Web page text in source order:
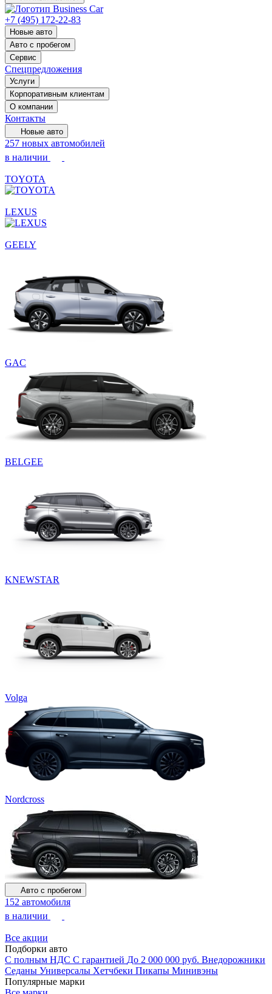
+7 (495) 172-22-83
Новые авто
Авто с пробегом
Сервис
Спецпредложения
Услуги
Корпоративным клиентам
О компании
Контакты
Новые авто
257 новых автомобилей
в наличии
TOYOTA
LEXUS
GEELY
GAC
BELGEE
KNEWSTAR
Volga
Nordcross
Авто с пробегом
152 автомобиля
в наличии
Все акции
Подборки авто
С полным НДС С гарантией До 2 000 000 руб. Внедорожники
Седаны Универсалы Хетчбеки Пикапы Минивэны
Популярные марки